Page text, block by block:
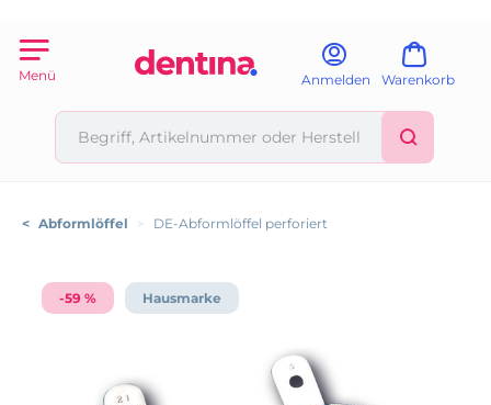
Menü Anmelden Warenkorb
< Abformlöffel > DE-Abformlöffel perforiert
-59 % Hausmarke